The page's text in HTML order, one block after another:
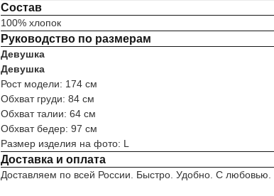
Состав
100% хлопок
Руководство по размерам
Девушка
Девушка
Рост модели: 174 см
Обхват груди: 84 см
Обхват талии: 64 см
Обхват бедер: 97 см
Размер изделия на фото: L
Доставка и оплата
Доставляем по всей России. Быстро. Удобно. С любовью.